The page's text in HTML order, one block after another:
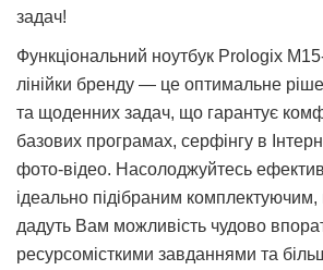
задач!
Функціональний ноутбук Prologix
лінійки бренду — це оптимальне
та щоденних задач, що гарантує
базових програмах, серфінгу в
фото-вiдео. Насолоджуйтесь
ідеально підібраним
дадуть Вам можливість чудово
ресурсомісткими завданнями та